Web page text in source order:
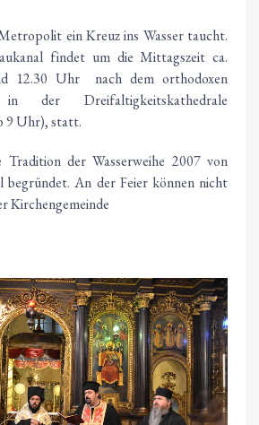
ein Kreuz ins Wasser taucht.
findet um die Mittagszeit ca.
12.30 Uhr nach dem orthodoxen
in der Dreifaltigkeitskathedrale
9 Uhr), statt.
der Wasserweihe 2007 von
An der Feier können nicht
Kirchengemeinde